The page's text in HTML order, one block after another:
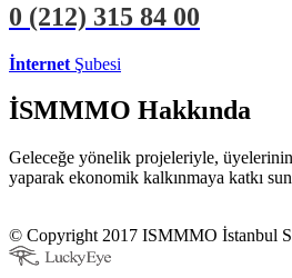
0 (212) 315 84 00
İnternet Şubesi
İSMMMO Hakkında
Geleceğe yönelik projeleriyle,
yaparak ekonomik kalkınmaya katkı
© Copyright 2017 ISMMMO İstanbul